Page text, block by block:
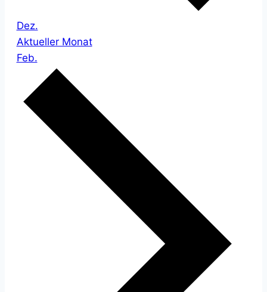
Dez.
Aktueller Monat
Feb.